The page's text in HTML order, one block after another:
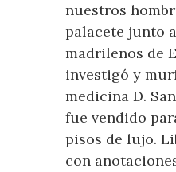
nuestros
palacete junto
madrileños de
investigó y
medicina D.
fue vendido
pisos de lujo.
con